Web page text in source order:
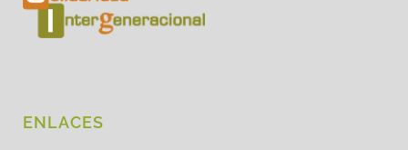
ENLACES